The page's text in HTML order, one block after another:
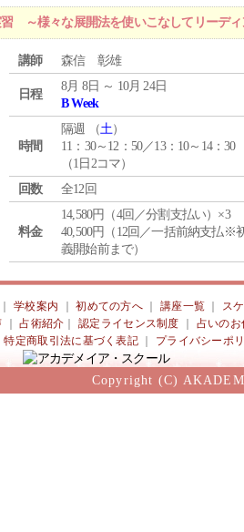
～様々な展開法を使いこなしてリーディ
講師 森信 彰雄
日程
8月 8日 ～ 10月 24日
B Week
時間
隔週 （土）
11：30～12：50／13：10～14：30
（1日2コマ）
回数
全12回
料金
14,580円（4回／分割支払い）×3
40,500円（12回／一括前納支払※
義開始前まで）
｜学校案内 ｜初めての方へ 講座一覧
ス
｜占術紹介 ｜認定ライセンス制度
占いのお
特定商取引法に基づく表記 プライバシーポ
Copyright (C)